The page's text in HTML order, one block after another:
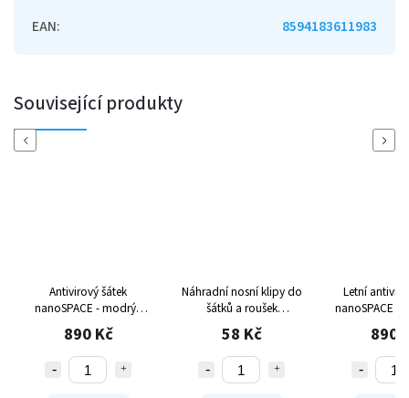
EAN: 8594183611983
Související produkty
Previous
Náhradní nosní klipy do
šátků a roušek
nanoSPACE
58 Kč
Letní antivirový šátek
nanoSPACE - multicolor
890 Kč
Antivirový
890
Next